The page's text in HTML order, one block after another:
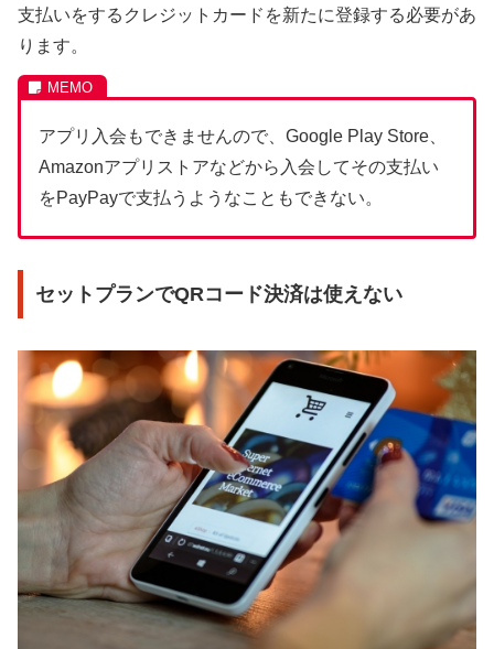
支払いをするクレジットカードを新たに登録する必要があ
ります。
アプリ入会もできませんので、Google Play Store、
Amazonアプリストアなどから入会してその支払い
をPayPayで支払うようなこともできない。
セットプランでQRコード決済は使えない